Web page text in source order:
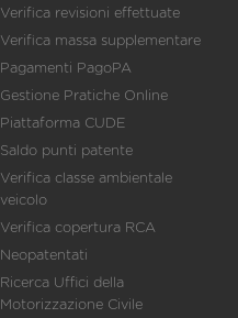
Verifica revisioni effettuate
Verifica massa supplementare
Pagamenti PagoPA
Gestione Pratiche Online
Piattaforma CUDE
Saldo punti patente
Verifica classe ambientale
veicolo
Verifica copertura RCA
Neopatentati
Ricerca Uffici della
Motorizzazione Civile